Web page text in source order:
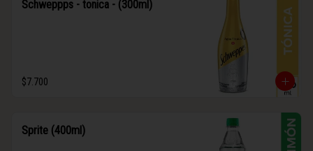
Schweppps - tonica - (300ml)
$7.700
Sprite (400ml)